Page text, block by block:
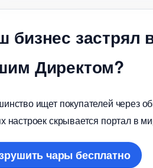
застрял
Директом?
ищет покупателей через
настроек скрывается портал в
чары бесплатно